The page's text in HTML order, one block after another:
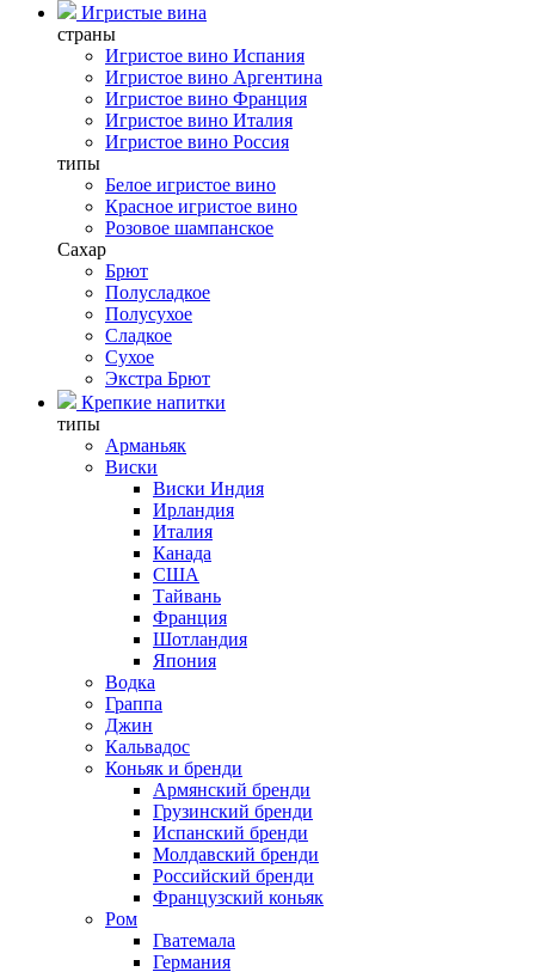
Игристые вина
страны
Игристое вино Испания
Игристое вино Аргентина
Игристое вино Франция
Игристое вино Италия
Игристое вино Россия
типы
Белое игристое вино
Красное игристое вино
Розовое шампанское
Сахар
Брют
Полусладкое
Полусухое
Сладкое
Сухое
Экстра Брют
Крепкие напитки
типы
Арманьяк
Виски
Виски Индия
Ирландия
Италия
Канада
США
Тайвань
Франция
Шотландия
Япония
Водка
Граппа
Джин
Кальвадос
Коньяк и бренди
Армянский бренди
Грузинский бренди
Испанский бренди
Молдавский бренди
Российский бренди
Французский коньяк
Ром
Гватемала
Германия